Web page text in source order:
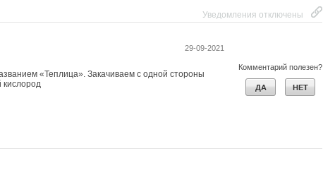
Уведомления отключены
29-09-2021
«Теплица». Закачиваем с одной стороны
кислород
Комментарий полезен?
ДА НЕТ
пользователей считают этот комментарий полезным
mail *